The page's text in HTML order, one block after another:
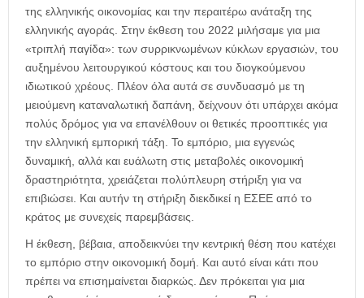
της ελληνικής οικονομίας και την περαιτέρω ανάταξη της
ελληνικής αγοράς. Στην έκθεση του 2022 μιλήσαμε για μια
«τριπλή παγίδα»: των συρρικνωμένων κύκλων εργασιών, του
αυξημένου λειτουργικού κόστους και του διογκούμενου
ιδιωτικού χρέους. Πλέον όλα αυτά σε συνδυασμό με τη
μειούμενη καταναλωτική δαπάνη, δείχνουν ότι υπάρχει ακόμα
πολύς δρόμος για να επανέλθουν οι θετικές προοπτικές για
την ελληνική εμπορική τάξη. Το εμπόριο, μια εγγενώς
δυναμική, αλλά και ευάλωτη στις μεταβολές οικονομική
δραστηριότητα, χρειάζεται πολύπλευρη στήριξη για να
επιβιώσει. Και αυτήν τη στήριξη διεκδικεί η ΕΣΕΕ από το
κράτος με συνεχείς παρεμβάσεις.
Η έκθεση, βέβαια, αποδεικνύει την κεντρική θέση που κατέχει
το εμπόριο στην οικονομική δομή. Και αυτό είναι κάτι που
πρέπει να επισημαίνεται διαρκώς. Δεν πρόκειται για μια